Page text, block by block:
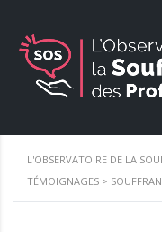
L'OBSERVATOIRE DE LA
TÉMOIGNAGES >